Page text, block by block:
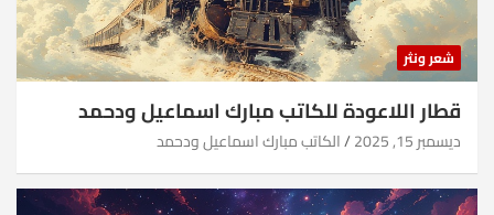
شعر ونثر
قطار اللاعودة للكاتب مبارك اسماعيل ودحمد
ديسمبر 15, 2025 الكاتب مبارك اسماعيل ودحمد